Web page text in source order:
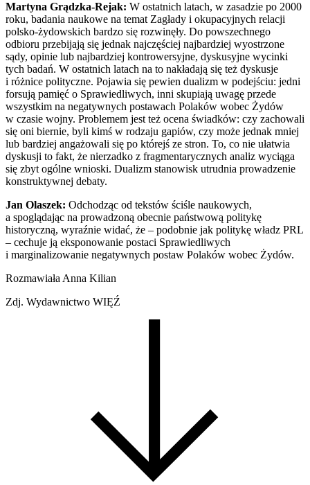
Martyna Grądzka-Rejak: W ostatnich latach, w zasadzie po 2000
roku, badania naukowe na temat Zagłady i okupacyjnych relacji
polsko-żydowskich bardzo się rozwinęły. Do powszechnego
odbioru przebijają się jednak najczęściej najbardziej wyostrzone
sądy, opinie lub najbardziej kontrowersyjne, dyskusyjne wycinki
tych badań. W ostatnich latach na to nakładają się też dyskusje
i różnice polityczne. Pojawia się pewien dualizm w podejściu: jedni
forsują pamięć o Sprawiedliwych, inni skupiają uwagę przede
wszystkim na negatywnych postawach Polaków wobec Żydów
w czasie wojny. Problemem jest też ocena świadków: czy zachowali
się oni biernie, byli kimś w rodzaju gapiów, czy może jednak mniej
lub bardziej angażowali się po którejś ze stron. To, co nie ułatwia
dyskusji to fakt, że nierzadko z fragmentarycznych analiz wyciąga
się zbyt ogólne wnioski. Dualizm stanowisk utrudnia prowadzenie
konstruktywnej debaty.
Jan Olaszek: Odchodząc od tekstów ściśle naukowych,
a spoglądając na prowadzoną obecnie państwową politykę
historyczną, wyraźnie widać, że – podobnie jak politykę władz PRL
– cechuje ją eksponowanie postaci Sprawiedliwych
i marginalizowanie negatywnych postaw Polaków wobec Żydów.
Rozmawiała Anna Kilian
Zdj. Wydawnictwo WIĘŹ